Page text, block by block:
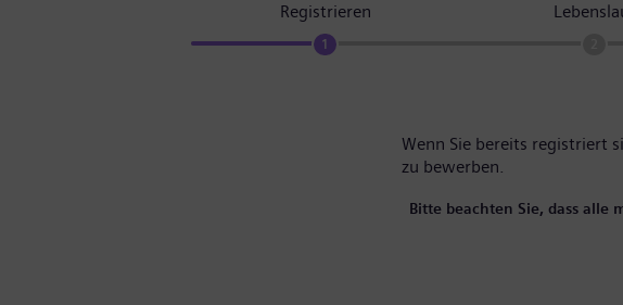
Registrieren
1
Wenn Sie bereits registriert
zu bewerben.
Bitte beachten Sie, dass alle